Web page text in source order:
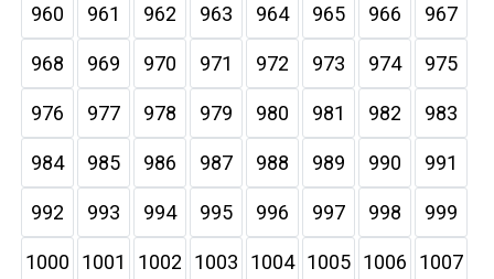
960 961 962 963 964 965 966 967
968 969 970 971 972 973 974 975
976 977 978 979 980 981 982 983
984 985 986 987 988 989 990 991
992 993 994 995 996 997 998 999
1000 1001 1002 1003 1004 1005 1006 1007